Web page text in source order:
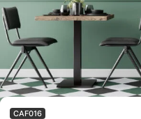
CAF016